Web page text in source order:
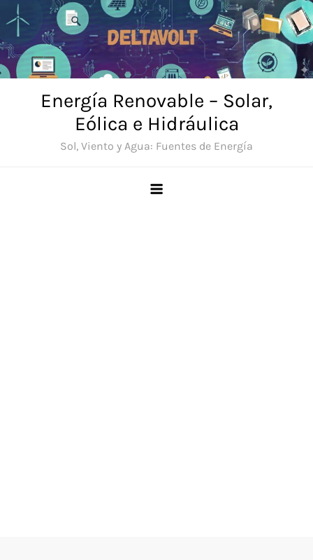
Saltar
al
contenido
Energía Renovable – Solar,
Eólica e Hidráulica
Sol, Viento y Agua: Fuentes de Energía